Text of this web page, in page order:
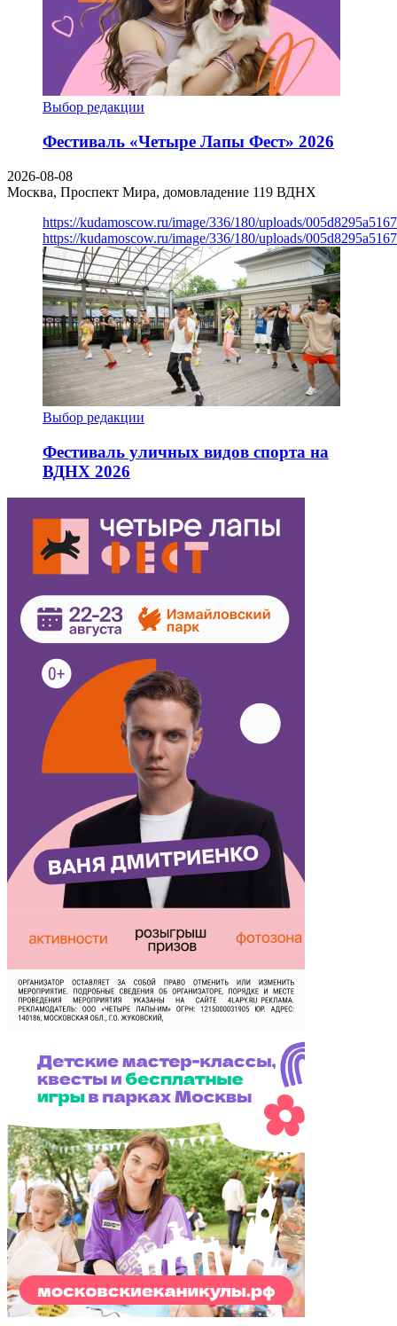
Выбор редакции
Фестиваль «Четыре Лапы Фест» 2026
2026-08-08
Москва, Проспект Мира, домовладение 119 ВДНХ
https://kudamoscow.ru/image/336/180/uploads/
https://kudamoscow.ru/image/336/180/uploads/
Выбор редакции
Фестиваль уличных видов спорта на
ВДНХ 2026